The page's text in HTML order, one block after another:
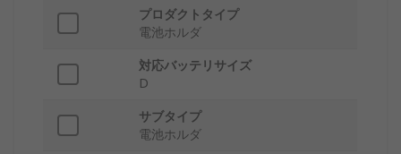
プロダクトタイプ
電池ホルダ
対応バッテリサイズ
D
サブタイプ
電池ホルダ